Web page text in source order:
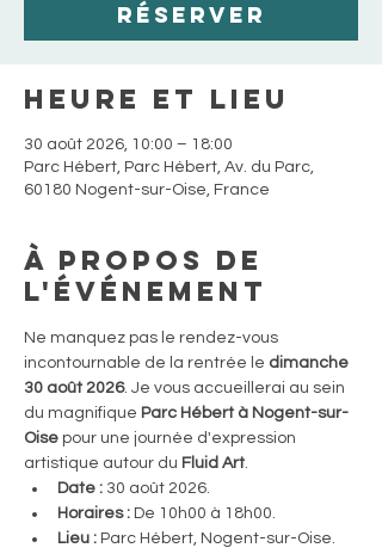
Réserver
Heure et lieu
30 août 2026, 10:00 – 18:00
Parc Hébert, Parc Hébert, Av. du Parc,
60180 Nogent-sur-Oise, France
À propos de
l'événement
Ne manquez pas le rendez-vous
incontournable de la rentrée le dimanche
30 août 2026. Je vous accueillerai au sein
du magnifique Parc Hébert à Nogent-sur-
Oise pour une journée d'expression
artistique autour du Fluid Art.
Date : 30 août 2026.
Horaires : De 10h00 à 18h00.
Lieu : Parc Hébert, Nogent-sur-Oise.